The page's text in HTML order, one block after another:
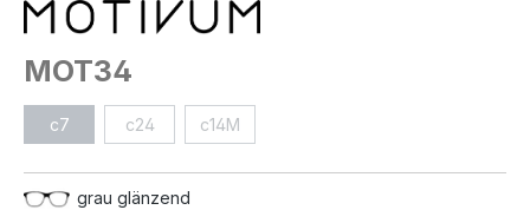
MOT34
c7 c24 c14M
grau glänzend